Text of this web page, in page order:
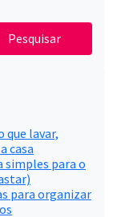
que lavar,
casa
simples para o
para organizar